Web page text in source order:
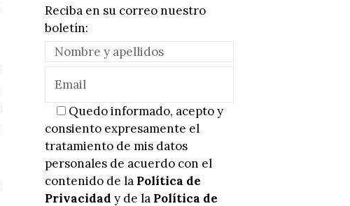
Reciba en su correo nuestro
boletín:
Quedo informado, acepto y
consiento expresamente el
tratamiento de mis datos
personales de acuerdo con el
contenido de la Política de
Privacidad y de la Política de